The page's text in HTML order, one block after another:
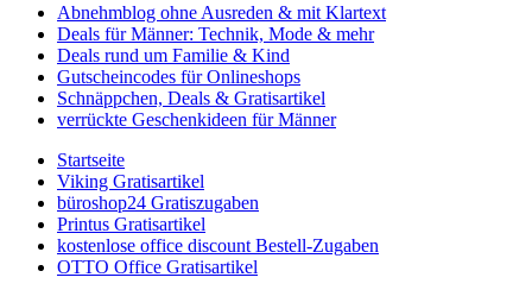
Abnehmblog ohne Ausreden & mit Klartext
Deals für Männer: Technik, Mode & mehr
Deals rund um Familie & Kind
Gutscheincodes für Onlineshops
Schnäppchen, Deals & Gratisartikel
verrückte Geschenkideen für Männer
Startseite
Viking Gratisartikel
büroshop24 Gratiszugaben
Printus Gratisartikel
kostenlose office discount Bestell-Zugaben
OTTO Office Gratisartikel